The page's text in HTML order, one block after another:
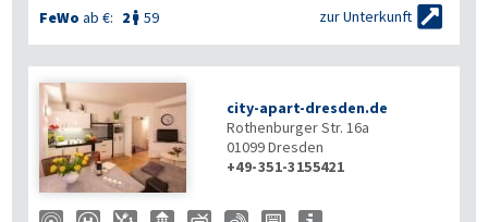
FeWo ab €: 2  59 zur Unterkunft 
city-apart-dresden.de
Rothenburger Str. 16a
01099Dresden
+49-351-3155421